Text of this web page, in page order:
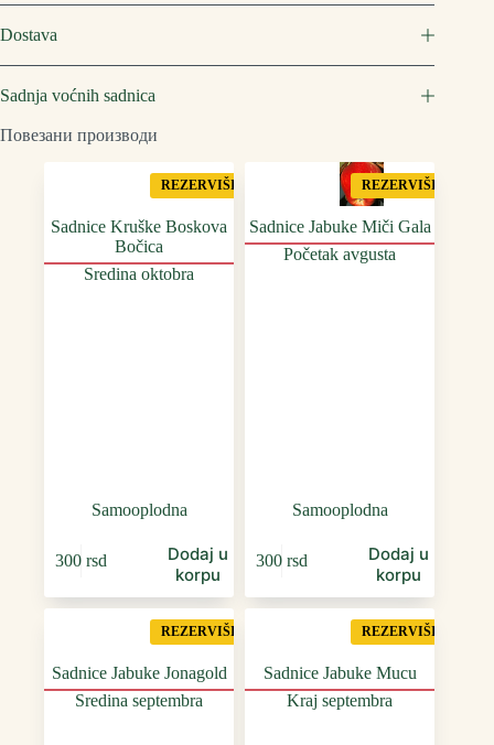
Dostava
Sadnja voćnih sadnica
Повезани производи
REZERVIŠI
Sadnice Kruške Boskova
Bočica
Sredina oktobra
Samooplodna
300 rsd
Dodaj u
korpu
REZERVIŠI
Sadnice Jabuke Miči Gala
Početak avgusta
Samooplodna
300 rsd
Dodaj u
korpu
REZERVIŠI
Sadnice Jabuke Jonagold
Sredina septembra
REZERVIŠI
Sadnice Jabuke Mucu
Kraj septembra